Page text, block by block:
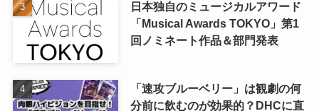
日本独自のミュージカルアワード
「Musical Awards TOKYO」第1
回ノミネート作品＆部門発表
「速攻ブルーベリー」は観劇の何
分前に飲むのが効果的？DHCに直